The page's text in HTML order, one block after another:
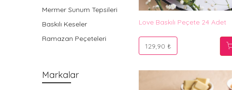
Mermer Sunum Tepsileri
Baskılı Keseler
Ramazan Peçeteleri
Markalar
Love Baskılı Peçete 24 Adet
129,90 ₺